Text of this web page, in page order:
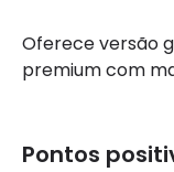
Oferece versão
premium com
Pontos